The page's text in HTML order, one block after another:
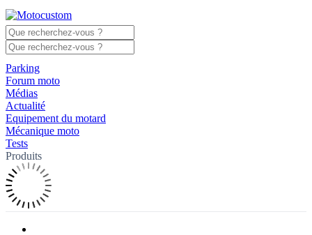
Parking
Forum moto
Médias
Actualité
Equipement du motard
Mécanique moto
Tests
Produits